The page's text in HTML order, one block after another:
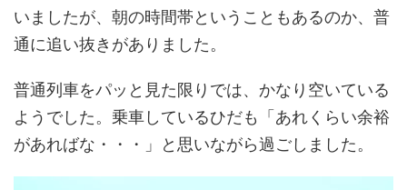
いましたが、朝の時間帯ということもあるのか、普
通に追い抜きがありました。
普通列車をパッと見た限りでは、かなり空いている
ようでした。乗車しているひだも「あれくらい余裕
があればな・・・」と思いながら過ごしました。